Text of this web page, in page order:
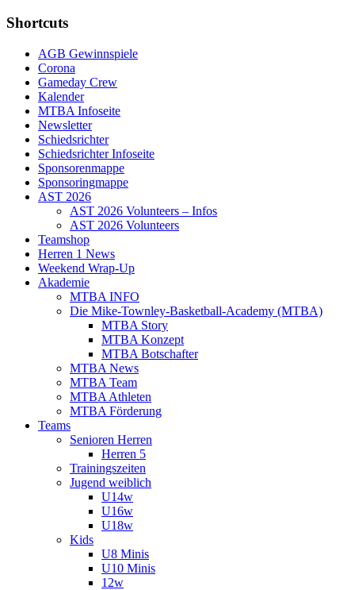
Shortcuts
AGB Gewinnspiele
Corona
Gameday Crew
Kalender
MTBA Infoseite
Newsletter
Schiedsrichter
Schiedsrichter Infoseite
Sponsorenmappe
Sponsoringmappe
AST 2026
AST 2026 Volunteers – Infos
AST 2026 Volunteers
Teamshop
Herren 1 News
Weekend Wrap-Up
Akademie
MTBA INFO
Die Mike-Townley-Basketball-Academy (MTBA)
MTBA Story
MTBA Konzept
MTBA Botschafter
MTBA News
MTBA Team
MTBA Athleten
MTBA Förderung
Teams
Senioren Herren
Herren 5
Trainingszeiten
Jugend weiblich
U14w
U16w
U18w
Kids
U8 Minis
U10 Minis
12w